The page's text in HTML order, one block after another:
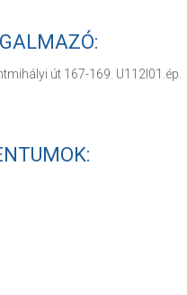
út 167-169. U112I01.ép.